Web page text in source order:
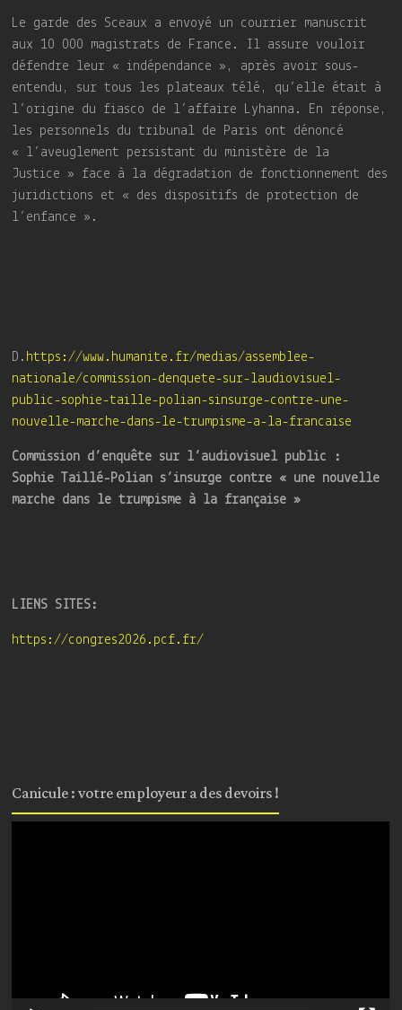
Le garde des Sceaux a envoyé un courrier manuscrit
aux 10 000 magistrats de France. Il assure vouloir
défendre leur « indépendance », après avoir sous-
entendu, sur tous les plateaux télé, qu’elle était à
l’origine du fiasco de l’affaire Lyhanna. En réponse,
les personnels du tribunal de Paris ont dénoncé
« l’aveuglement persistant du ministère de la
Justice » face à la dégradation de fonctionnement des
juridictions et « des dispositifs de protection de
l’enfance ».
D. https://www.humanite.fr/medias/assemblee-
nationale/commission-denquete-sur-laudiovisuel-
public-sophie-taille-polian-sinsurge-contre-une-
nouvelle-marche-dans-le-trumpisme-a-la-francaise
Commission d’enquête sur l’audiovisuel public :
Sophie Taillé-Polian s’insurge contre « une nouvelle
marche dans le trumpisme à la française »
LIENS SITES:
https://congres2026.pcf.fr/
Canicule : votre employeur a des devoirs !